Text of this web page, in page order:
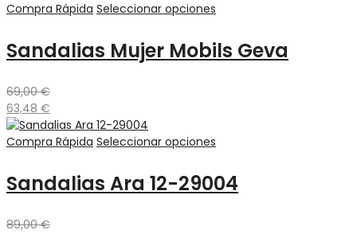
Compra Rápida Seleccionar opciones
Sandalias Mujer Mobils Geva
69,00€
63,48 €
Compra Rápida Seleccionar opciones
Sandalias Ara 12-29004
89,00€